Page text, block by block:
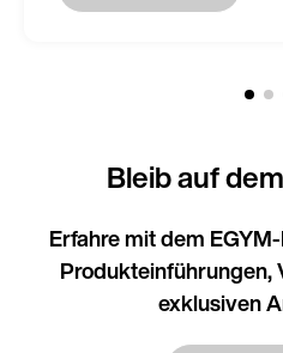
Bleib auf
Erfahre mit dem
Produkteinführungen,
exklusiven